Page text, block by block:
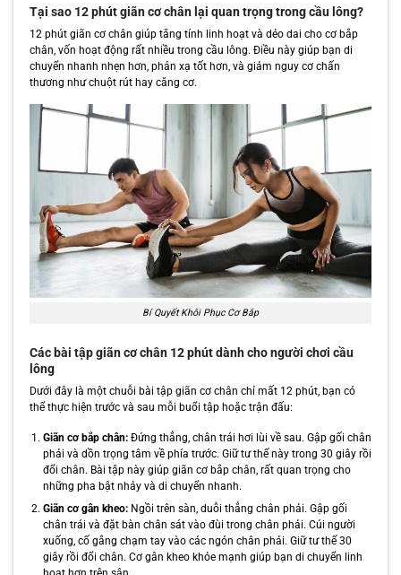
Tại sao 12 phút giãn cơ chân lại quan trọng trong cầu lông?
12 phút giãn cơ chân giúp tăng tính linh hoạt và dẻo dai cho cơ bắp
chân, vốn hoạt động rất nhiều trong cầu lông. Điều này giúp bạn di
chuyển nhanh nhẹn hơn, phản xạ tốt hơn, và giảm nguy cơ chấn
thương như chuột rút hay căng cơ.
Bí Quyết Khôi Phục Cơ Bắp
Các bài tập giãn cơ chân 12 phút dành cho người chơi cầu
lông
Dưới đây là một chuỗi bài tập giãn cơ chân chỉ mất 12 phút, bạn có
thể thực hiện trước và sau mỗi buổi tập hoặc trận đấu:
Giãn cơ bắp chân:Đứng thẳng, chân trái hơi lùi về sau. Gập gối chân
phải và dồn trọng tâm về phía trước. Giữ tư thế này trong 30 giây rồi
đổi chân. Bài tập này giúp giãn cơ bắp chân, rất quan trọng cho
những pha bật nhảy và di chuyển nhanh.
Giãn cơ gân kheo:Ngồi trên sàn, duỗi thẳng chân phải. Gập gối
chân trái và đặt bàn chân sát vào đùi trong chân phải. Cúi người
xuống, cố gắng chạm tay vào các ngón chân phải. Giữ tư thế 30
giây rồi đổi chân. Cơ gân kheo khỏe mạnh giúp bạn di chuyển linh